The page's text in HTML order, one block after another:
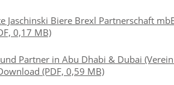
Jaschinski Biere Brexl Partnerschaft
0,17 MB)
Partner in Abu Dhabi & Dubai
(PDF, 0,59 MB)